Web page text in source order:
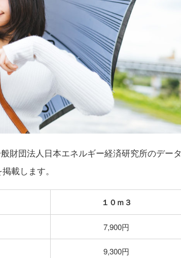
財団法人日本エネルギー経済研究所のデータ
載します。
１０ｍ３
7,900円
9,300円